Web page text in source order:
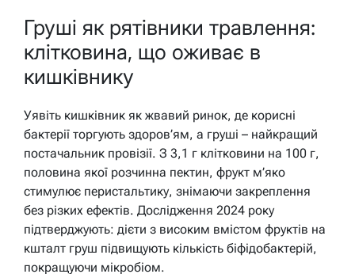
Груші як рятівники травлення:
клітковина, що оживає в
кишківнику
Уявіть кишківник як жвавий ринок, де корисні
бактерії торгують здоров’ям, а груші – найкращий
постачальник провізії. З 3,1 г клітковини на 100 г,
половина якої розчинна пектин, фрукт м’яко
стимулює перистальтику, знімаючи закреплення
без різких ефектів. Дослідження 2024 року
підтверджують: дієти з високим вмістом фруктів на
кшталт груш підвищують кількість біфідобактерій,
покращуючи мікробіом.